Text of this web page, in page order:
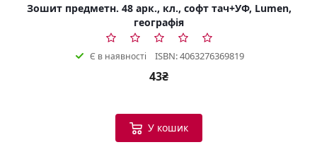
Зошит предметн. 48 арк., кл., софт тач+УФ, Lumen,
географія
Є в наявності ISBN: 4063276369819
43₴
У кошик